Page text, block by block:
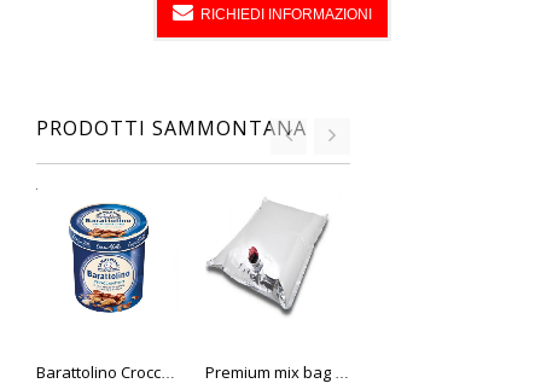
RICHIEDI INFORMAZIONI
PRODOTTI SAMMONTANA
Barattolino Croccantino 500g Premium mix bag in box cioccolato 3 kg